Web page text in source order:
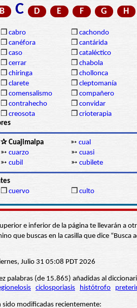
B C D E F G H
❒ cabro ❒ cachondo
❒ canéfora ❒ cantárida
❒ caso ❒ cataléctico
❒ cerrar ❒ chabola
❒ chiringa ❒ chollonca
❒ clarete ❒ cleptomanía
❒ comensalismo ❒ compañero
❒ contrahecho ❒ convidar
❒ creosota ❒ crioterapia
✰ Cuajimalpa ➳ cual
➳ cuarzo ➳ cuasi
➳ cubil ➳ cubilete
❒ cuervo ❒ culto
e inferior de la página te llevarán a
que buscas en la casilla que dice
Julio 31 05:08 PDT 2026
palabras (de 15.865) añadidas al
ciclosporiasis histótrofo
sido modificadas recientemente: